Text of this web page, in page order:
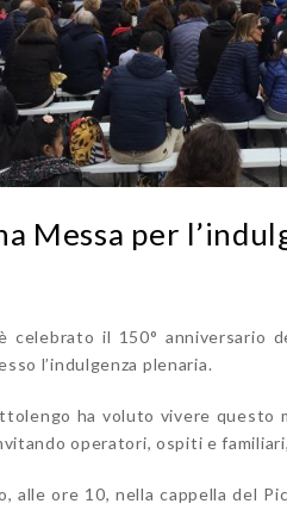
Messa per
celebrato il 150° anniversario
l’indulgenza plenaria.
ha voluto vivere questo
operatori, ospiti e
alle ore 10, nella cappella del